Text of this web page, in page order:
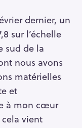
dernier, un
sur l’échelle
sud de la
nous avons
matérielles
et
à mon cœur
vient